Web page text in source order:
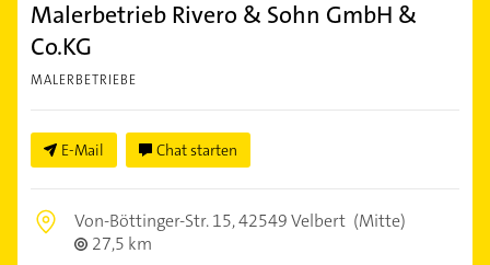
Malerbetrieb Rivero & Sohn GmbH &
Co.KG
MALERBETRIEBE
E-Mail Chat starten
Von-Böttinger-Str. 15,42549 Velbert (Mitte)
27,5 km